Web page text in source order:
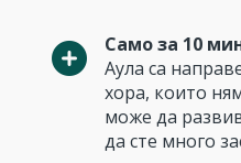
Само за 10
Аула са
хора, които
може да
да сте много